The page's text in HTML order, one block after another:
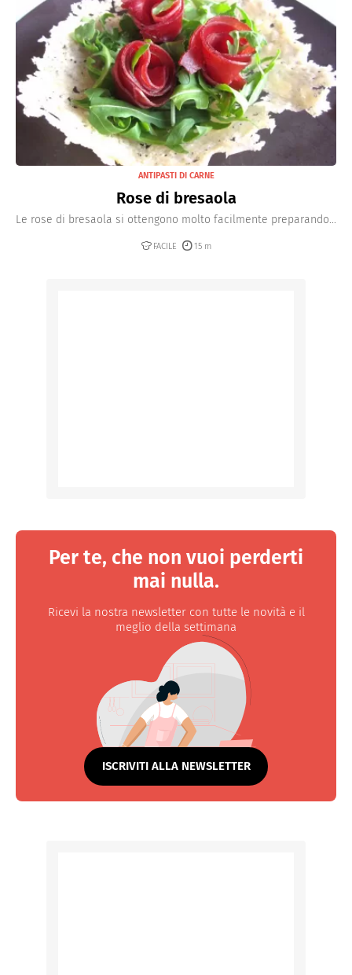
ANTIPASTI DI CARNE
Rose di bresaola
Le rose di bresaola si ottengono molto facilmente preparando...
FACILE 15 m
Per te, che non vuoi perderti
mai nulla.
Ricevi la nostra newsletter con tutte le novità e il
meglio della settimana
ISCRIVITI ALLA NEWSLETTER